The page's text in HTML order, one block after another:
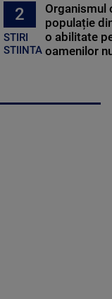
2
STIRI
STIINTA
Organismul
populație
o abilitate
oamenilor